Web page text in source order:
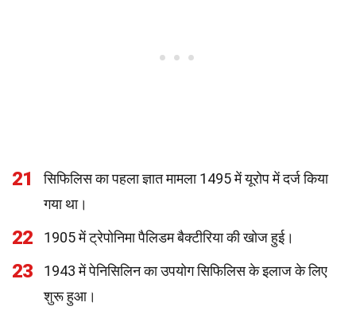
21
सिफिलिस का पहला ज्ञात मामला 1495 में यूरोप में दर्ज किया
गया था।
22 1905 में ट्रेपोनिमा पैलिडम बैक्टीरिया की खोज हुई।
23
1943 में पेनिसिलिन का उपयोग सिफिलिस के इलाज के लिए
शुरू हुआ।